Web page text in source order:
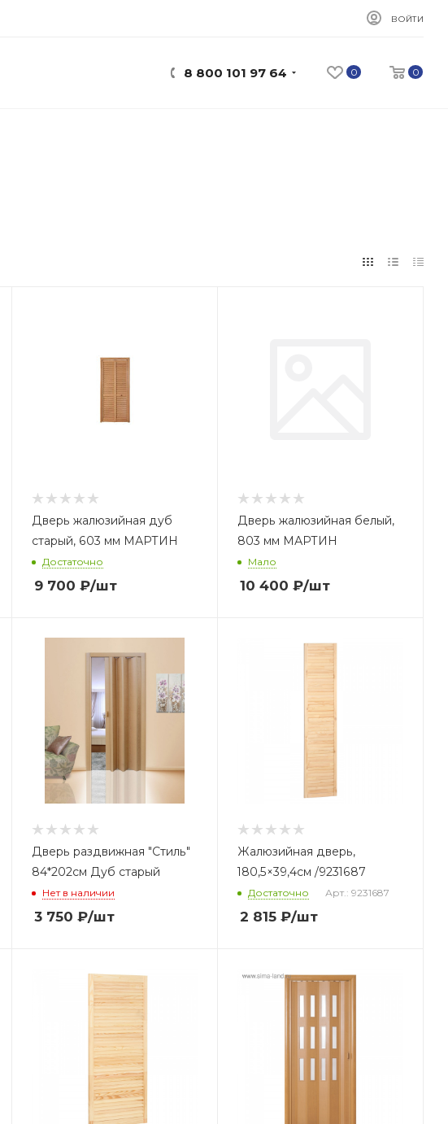
ВОЙТИ
0 0
8 800 101 97 64
Дверь жалюзийная дуб
старый, 603 мм МАРТИН
Достаточно
9 700 ₽/шт
Дверь жалюзийная белый,
803 мм МАРТИН
Мало
10 400 ₽/шт
Дверь раздвижная "Стиль"
84*202см Дуб старый
Нет в наличии
3 750 ₽/шт
Жалюзийная дверь,
180,5×39,4см /9231687
Достаточно Арт.: 9231687
2 815 ₽/шт